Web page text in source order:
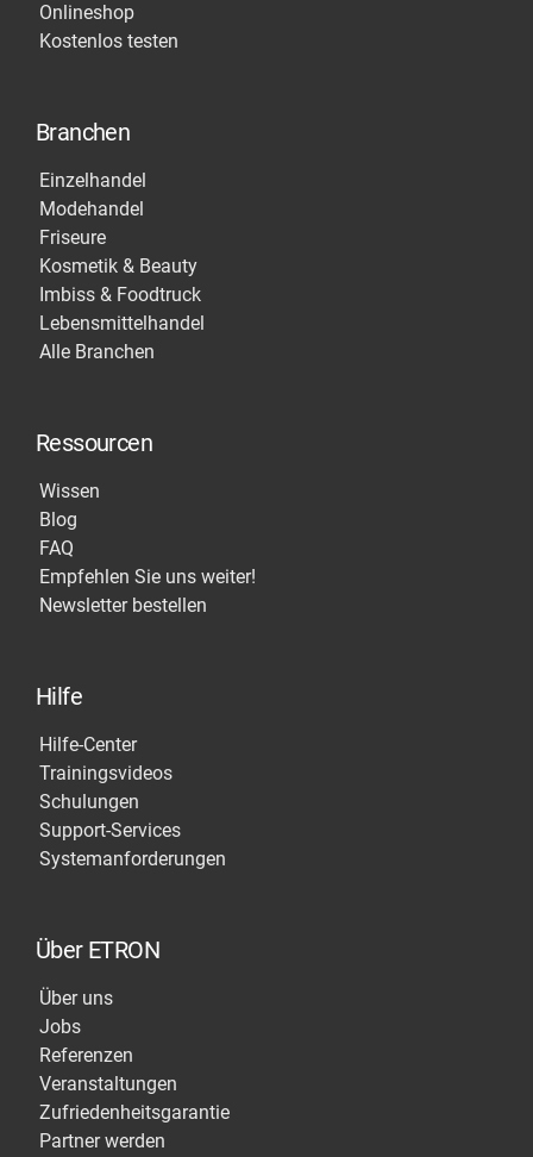
Onlineshop
Kostenlos testen
Branchen
Einzelhandel
Modehandel
Friseure
Kosmetik & Beauty
Imbiss & Foodtruck
Lebensmittelhandel
Alle Branchen
Ressourcen
Wissen
Blog
FAQ
Empfehlen Sie uns weiter!
Newsletter bestellen
Hilfe
Hilfe-Center
Trainingsvideos
Schulungen
Support-Services
Systemanforderungen
Über ETRON
Über uns
Jobs
Referenzen
Veranstaltungen
Zufriedenheitsgarantie
Partner werden